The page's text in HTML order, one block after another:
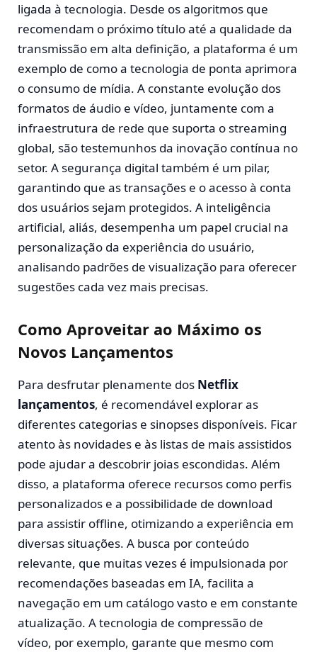
ligada à tecnologia. Desde os algoritmos que
recomendam o próximo título até a qualidade da
transmissão em alta definição, a plataforma é um
exemplo de como a tecnologia de ponta aprimora
o consumo de mídia. A constante evolução dos
formatos de áudio e vídeo, juntamente com a
infraestrutura de rede que suporta o streaming
global, são testemunhos da inovação contínua no
setor. A segurança digital também é um pilar,
garantindo que as transações e o acesso à conta
dos usuários sejam protegidos. A inteligência
artificial, aliás, desempenha um papel crucial na
personalização da experiência do usuário,
analisando padrões de visualização para oferecer
sugestões cada vez mais precisas.
Como Aproveitar ao Máximo os
Novos Lançamentos
Para desfrutar plenamente dos Netflix
lançamentos, é recomendável explorar as
diferentes categorias e sinopses disponíveis. Ficar
atento às novidades e às listas de mais assistidos
pode ajudar a descobrir joias escondidas. Além
disso, a plataforma oferece recursos como perfis
personalizados e a possibilidade de download
para assistir offline, otimizando a experiência em
diversas situações. A busca por conteúdo
relevante, que muitas vezes é impulsionada por
recomendações baseadas em IA, facilita a
navegação em um catálogo vasto e em constante
atualização. A tecnologia de compressão de
vídeo, por exemplo, garante que mesmo com